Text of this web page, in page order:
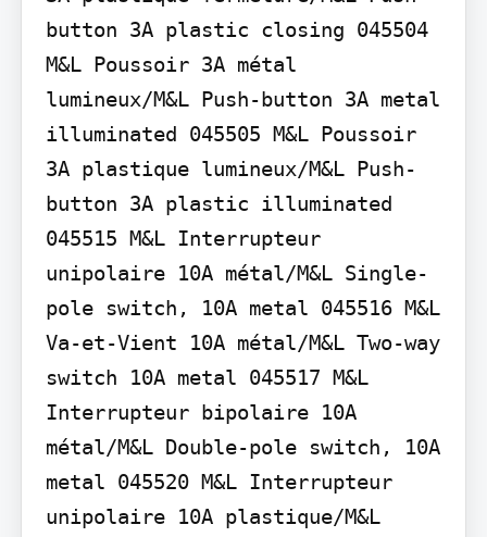
button 3A plastic closing 045504
M&L Poussoir 3A métal
lumineux/M&L Push-button 3A metal
illuminated 045505 M&L Poussoir
3A plastique lumineux/M&L Push-
button 3A plastic illuminated
045515 M&L Interrupteur
unipolaire 10A métal/M&L Single-
pole switch, 10A metal 045516 M&L
Va-et-Vient 10A métal/M&L Two-way
switch 10A metal 045517 M&L
Interrupteur bipolaire 10A
métal/M&L Double-pole switch, 10A
metal 045520 M&L Interrupteur
unipolaire 10A plastique/M&L